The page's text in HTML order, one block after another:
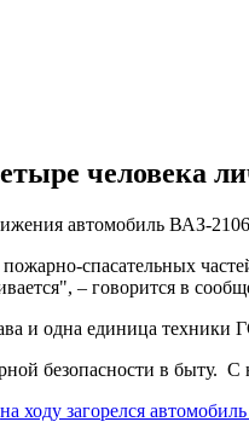
человека
автомобиль ВАЗ-
спасательных
– говорится в
и одна единица
безопасности в быту. С
на ходу загорелся